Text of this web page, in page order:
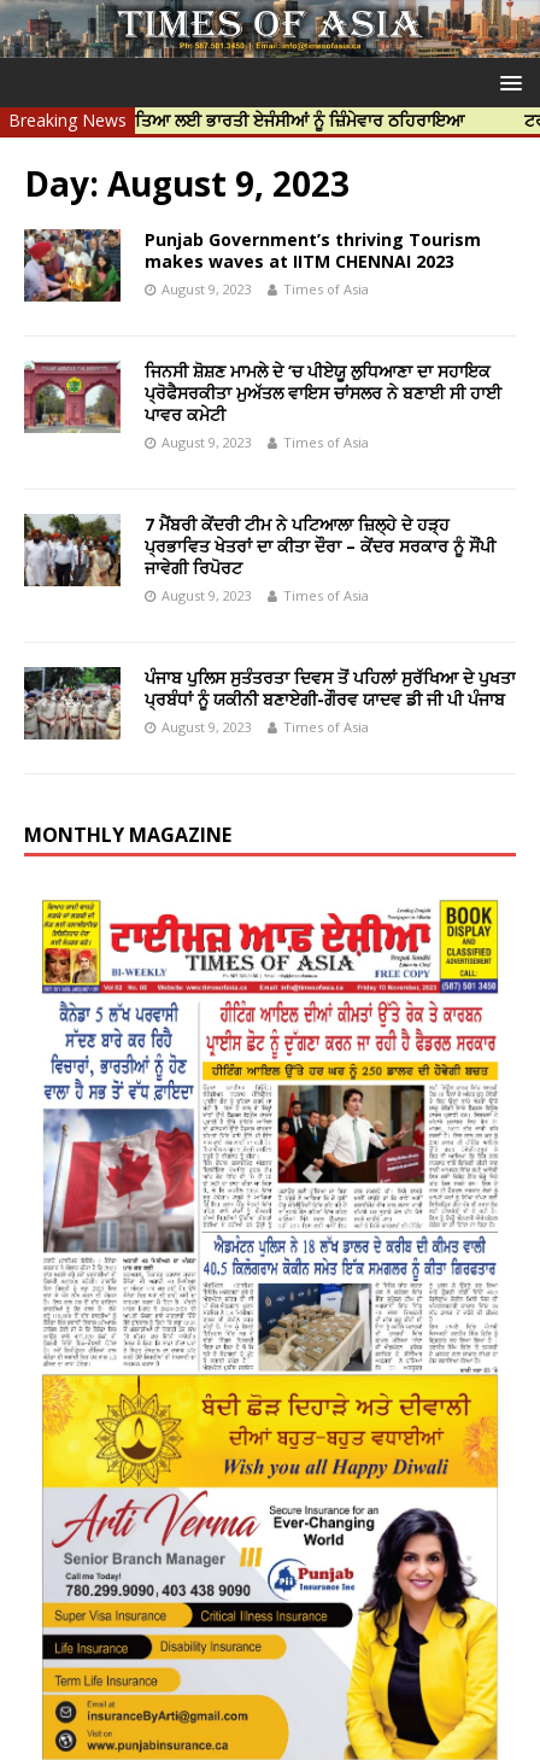
Breaking News
ਨਿੱਝਰ ਦੀ ਹੱਤਿਆ ਲਈ ਭਾਰਤੀ ਏਜੰਸੀਆਂ ਨੂੰ ਜ਼ਿੰਮੇਵਾਰ ਠਹਿਰਾਇਆ
Day: August 9, 2023
Punjab Government’s thriving Tourism
makes waves at IITM CHENNAI 2023
August 9, 2023 Times of Asia
ਜਿਨਸੀ ਸ਼ੋਸ਼ਣ ਮਾਮਲੇ ਦੇ ‘ਚ ਪੀਏਯੂ ਲੁਧਿਆਣਾ ਦਾ ਸਹਾਇਕ
ਪ੍ਰੋਫੈਸਰਕੀਤਾ ਮੁਅੱਤਲ ਵਾਇਸ ਚਾਂਸਲਰ ਨੇ ਬਣਾਈ ਸੀ ਹਾਈ
ਪਾਵਰ ਕਮੇਟੀ
August 9, 2023 Times of Asia
7 ਮੈਂਬਰੀ ਕੇਂਦਰੀ ਟੀਮ ਨੇ ਪਟਿਆਲਾ ਜ਼ਿਲ੍ਹੇ ਦੇ ਹੜ੍ਹ
ਪ੍ਰਭਾਵਿਤ ਖੇਤਰਾਂ ਦਾ ਕੀਤਾ ਦੌਰਾ – ਕੇਂਦਰ ਸਰਕਾਰ ਨੂੰ ਸੌਂਪੀ
ਜਾਵੇਗੀ ਰਿਪੋਰਟ
August 9, 2023 Times of Asia
ਪੰਜਾਬ ਪੁਲਿਸ ਸੁਤੰਤਰਤਾ ਦਿਵਸ ਤੋਂ ਪਹਿਲਾਂ ਸੁਰੱਖਿਆ ਦੇ ਪੁਖਤਾ
ਪ੍ਰਬੰਧਾਂ ਨੂੰ ਯਕੀਨੀ ਬਣਾਏਗੀ-ਗੌਰਵ ਯਾਦਵ ਡੀ ਜੀ ਪੀ ਪੰਜਾਬ
August 9, 2023 Times of Asia
MONTHLY MAGAZINE